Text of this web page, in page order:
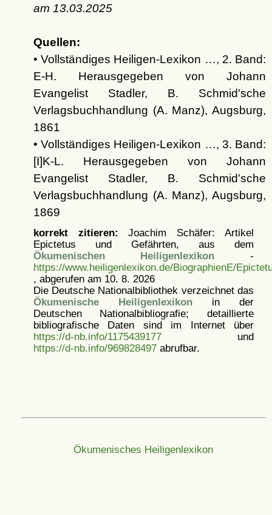
am 13.03.2025
Quellen:
• Vollständiges Heiligen-Lexikon …, 2. Band:
E-H. Herausgegeben von Johann
Evangelist Stadler, B. Schmid'sche
Verlagsbuchhandlung (A. Manz), Augsburg,
1861
• Vollständiges Heiligen-Lexikon …, 3. Band:
[I]K-L. Herausgegeben von Johann
Evangelist Stadler, B. Schmid'sche
Verlagsbuchhandlung (A. Manz), Augsburg,
1869
korrekt zitieren: Joachim Schäfer: Artikel
Epictetus und Gefährten, aus dem
Ökumenischen Heiligenlexikon -
https://www.heiligenlexikon.de/BiographienE/
, abgerufen am 10. 8. 2026
Die Deutsche Nationalbibliothek verzeichnet das
Ökumenische Heiligenlexikonin der
Deutschen Nationalbibliografie; detaillierte
bibliografische Daten sind im Internet über
https://d-nb.info/1175439177und
https://d-nb.info/969828497abrufbar.
Ökumenisches Heiligenlexikon